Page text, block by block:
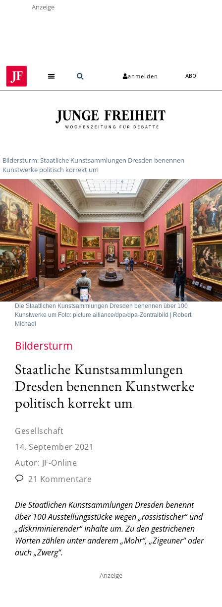
Anzeige
anmelden ABO
Bildersturm: Staatliche Kunstsammlungen Dresden benennen
Kunstwerke politisch korrekt um
Die Staatlichen Kunstsammlungen Dresden benennen über 100
Kunstwerke um Foto: picture alliance/dpa/dpa-Zentralbild | Robert
Michael
Bildersturm
Staatliche Kunstsammlungen
Dresden benennen Kunstwerke
politisch korrekt um
Gesellschaft
14. September 2021
Autor: JF-Online
21 Kommentare
Die Staatlichen Kunstsammlungen Dresden benennt
über 100 Ausstellungsstücke wegen „rassistischer“ und
„diskriminierender“ Inhalte um. Zu den gestrichenen
Worten zählen unter anderem „Mohr“, „Zigeuner“ oder
auch „Zwerg“.
Anzeige